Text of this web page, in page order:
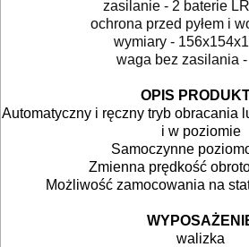
BUDOWLANE
GLAZURNICZE
AKCESORIA
MASZYNKI
zasilanie - 2 baterie
ochrona przed pyłem i
wymiary -
waga bez zasilania
OPIS
Automatyczny i ręczny tryb obracania
i w poziomie
Samoczynne
Zmienna prędkość
Możliwość zamocowania na
walizka